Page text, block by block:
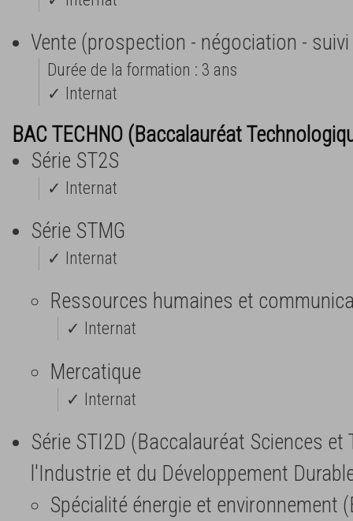
Vente (prospection - négociation -
Durée de la formation : 3 ans
✓ Internat
BAC TECHNO (Baccalauréat
Série ST2S
✓ Internat
Série STMG
✓ Internat
Ressources humaines et
✓ Internat
Mercatique
✓ Internat
Série STI2D (Baccalauréat Sciences et
l'Industrie et du Développement
Spécialité énergie et environnement